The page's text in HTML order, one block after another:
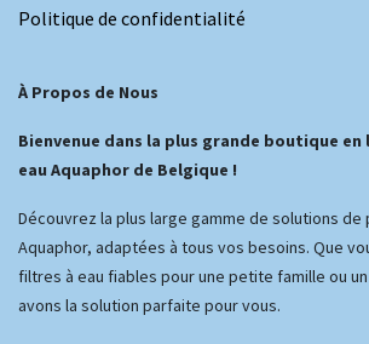
Politique de confidentialité
À Propos de Nous
Bienvenue dans la plus grande boutique
eau Aquaphor de Belgique !
Découvrez la plus large gamme de solutions de
Aquaphor, adaptées à tous vos besoins. Que
filtres à eau fiables pour une petite famille ou
avons la solution parfaite pour vous.